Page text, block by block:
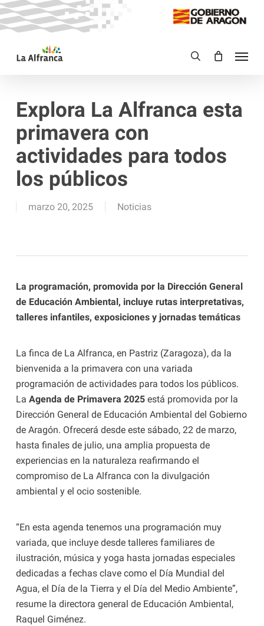
Skip
to
content
search
Menu
Explora La Alfranca esta
primavera con
actividades para todos
los públicos
marzo 20, 2025 Noticias
La programación, promovida por la Dirección General
de Educación Ambiental, incluye rutas interpretativas,
talleres infantiles, exposiciones y jornadas temáticas
La finca de La Alfranca, en Pastriz (Zaragoza), da la
bienvenida a la primavera con una variada
programación de actividades para todos los públicos.
La Agenda de Primavera 2025está promovida por la
Dirección General de Educación Ambiental del Gobierno
de Aragón. Ofrecerá desde este sábado, 22 de marzo,
hasta finales de julio, una amplia propuesta de
experiencias en la naturaleza reafirmando el
compromiso de La Alfranca con la divulgación
ambiental y el ocio sostenible.
“En esta agenda tenemos una programación muy
variada, que incluye desde talleres familiares de
ilustración, música y yoga hasta jornadas especiales
dedicadas a fechas clave como el Día Mundial del
Agua, el Día de la Tierra y el Día del Medio Ambiente”,
resume la directora general de Educación Ambiental,
Raquel Giménez.